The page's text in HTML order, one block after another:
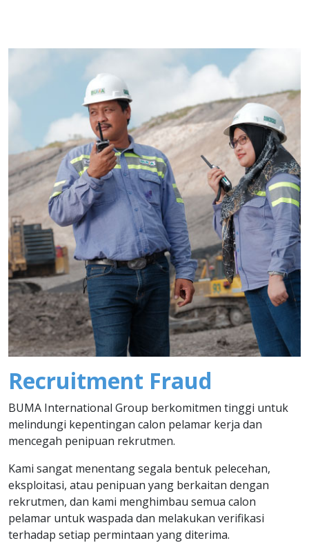
Di sepanjang waktu dengan BUMA, saya telah
memanfaatkan peluang dan sangat menikmati
tantangan yang ada. Saya menantikan masa depan.
Thomas Lucas
11 tahun bersama BUMA
Recruitment Fraud
BUMA International Group berkomitmen tinggi untuk
melindungi kepentingan calon pelamar kerja dan
mencegah penipuan rekrutmen.
Kami sangat menentang segala bentuk pelecehan,
eksploitasi, atau penipuan yang berkaitan dengan
rekrutmen, dan kami menghimbau semua calon
pelamar untuk waspada dan melakukan verifikasi
terhadap setiap permintaan yang diterima.